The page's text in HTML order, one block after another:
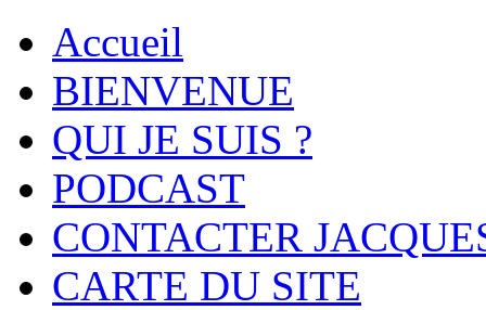
Accueil
BIENVENUE
QUI JE SUIS ?
PODCAST
CONTACTER
CARTE DU SITE